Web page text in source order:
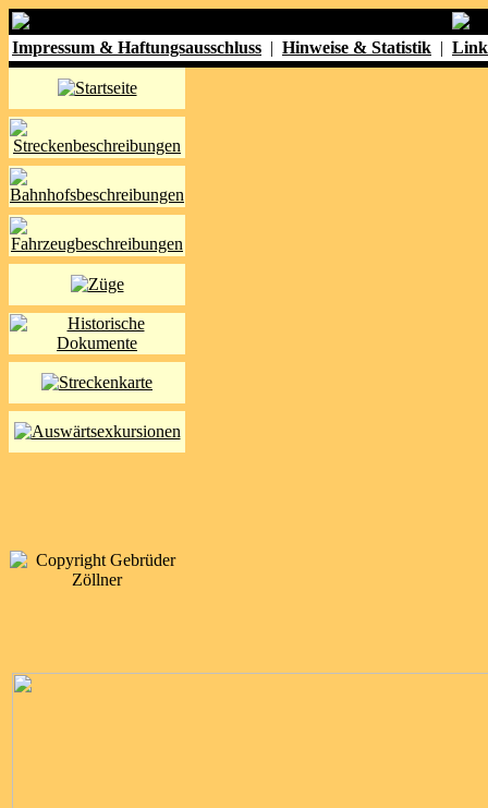
Impressum & Haftungsausschluss | Hinweise & Statistik |